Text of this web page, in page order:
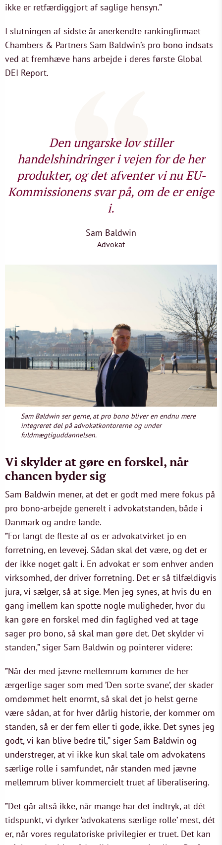
ikke er retfærdiggjort af saglige hensyn.”
I slutningen af sidste år anerkendte rankingfirmaet
Chambers & Partners Sam Baldwin’s pro bono indsats
ved at fremhæve hans arbejde i deres første Global
DEI Report.
Den ungarske lov stiller
handelshindringer i vejen for de her
produkter, og det afventer vi nu EU-
Kommissionens svar på, om de er enige
i.
Sam Baldwin
Advokat
Sam Baldwin ser gerne, at pro bono bliver en endnu mere
integreret del på advokatkontorerne og under
fuldmægtiguddannelsen.
Vi skylder at gøre en forskel, når
chancen byder sig
Sam Baldwin mener, at det er godt med mere fokus på
pro bono-arbejde generelt i advokatstanden, både i
Danmark og andre lande.
”For langt de fleste af os er advokatvirket jo en
forretning, en levevej. Sådan skal det være, og det er
der ikke noget galt i. En advokat er som enhver anden
virksomhed, der driver forretning. Det er så tilfældigvis
jura, vi sælger, så at sige. Men jeg synes, at hvis du en
gang imellem kan spotte nogle muligheder, hvor du
kan gøre en forskel med din faglighed ved at tage
sager pro bono, så skal man gøre det. Det skylder vi
standen,” siger Sam Baldwin og pointerer videre:
”Når der med jævne mellemrum kommer de her
ærgerlige sager som med ’Den sorte svane’, der skader
omdømmet helt enormt, så skal det jo helst gerne
være sådan, at for hver dårlig historie, der kommer om
standen, så er der fem eller ti gode, ikke. Det synes jeg
godt, vi kan blive bedre til,” siger Sam Baldwin og
understreger, at vi ikke kun skal tale om advokatens
særlige rolle i samfundet, når standen med jævne
mellemrum bliver kommercielt truet af liberalisering.
”Det går altså ikke, når mange har det indtryk, at dét
tidspunkt, vi dyrker ’advokatens særlige rolle’ mest, dét
er, når vores regulatoriske privilegier er truet. Det kan